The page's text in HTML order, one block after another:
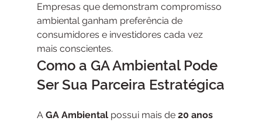
Empresas que demonstram compromisso
ambiental ganham preferência de
consumidores e investidores cada vez
mais conscientes.
Como a GA Ambiental Pode
Ser Sua Parceira Estratégica
A GA Ambiental possui mais de 20 anos